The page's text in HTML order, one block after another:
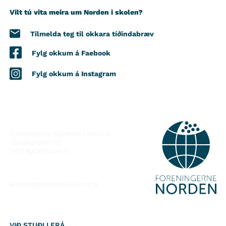
Vilt tú vita meira um Norden i skolen?
Tilmelda teg til okkara tíðindabræv
Fylg okkum á Faebook
Fylg okkum á Instagram